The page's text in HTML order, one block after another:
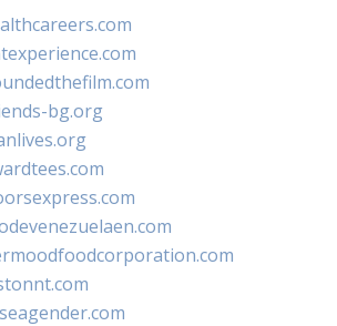
bg.org